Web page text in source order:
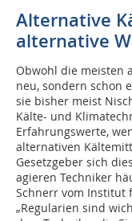
Alternative
alternative
Obwohl die meisten
neu, sondern schon
sie bisher meist
Kälte- und
Erfahrungswerte,
alternativen
Gesetzgeber sich
agieren Techniker
Schnerr vom Institut
„Regularien sind